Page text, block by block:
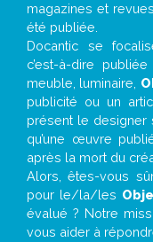
magazines et
été publiée.
Docantic se
c’est-à-dire
meuble, luminaire,
publicité ou un
présent le designer
qu’une œuvre
après la mort du
Alors, êtes-vous
pour le/la/les
évalué ? Notre
vous aider à